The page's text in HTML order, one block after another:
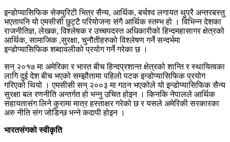
इन्डोप्यासिफिक सेक्युरिटी भित्र सैन्य, आर्थिक, बर्चश्व लगायत थुप्रै अन्तरबस्तु
भएतापनि यो एमसीसी छुट्टै परियोजना संगै आर्थिक स्तम्भ हो । विभिन्न देशका
राजनीतिज्ञ, लेखक, विश्लेषक र उच्चपदस्त अधिकारीको हिन्दमहासागर क्षेत्रको
आर्थिक, सामाजिक ,सुरक्षा, चुनौतीहरुको विश्लेषण गर्ने सन्दर्भमा
इन्डोप्यासिफिक शब्दावलीको प्रयोग गर्ने गरेका छ ।
सन् २०१७ मा अमेरिका र भारत बीच हिन्दप्रशान्त क्षेत्रको शान्ति र स्थायित्वका
लागि दुई देश बीच भएको सम्झौतामा पहिलो पटक इन्डोप्यासिफिक प्रयोग
गरिएको थियो । एमसीसी सन् २००३ मा गठन भएकोले यो इन्डोप्यासिफिक सैन्य
सुरक्षा बल रणनीति अन्तर्गत हो भन्नु उचित होइन । किनकि नेपालले आर्थिक
सहायतासंग लिने कुरामा मात्र हस्ताक्षर गरेको छ र यसले अमेरिकी सरकारका
अरु नीति संग जोडिन्छ भन्ने कदापी होइन ।
भारतसंगको स्वीकृति